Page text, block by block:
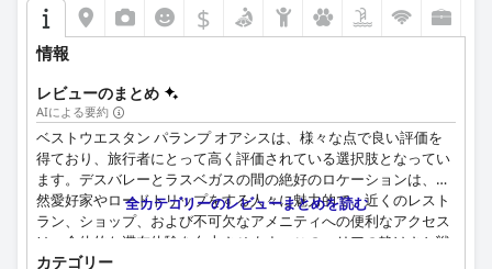
$
情報
レビューのまとめ
AIによる要約
ベストウエスタン パランプ オアシスは、様々な点で良い評価を
得ており、旅行者にとって高く評価されている選択肢となってい
ます。デスバレーとラスベガスの間の絶好のロケーションは、自
然愛好家やロードトリップをする人々に魅力的で、近くのレスト
ラン、ショップ、および不可欠なアメニティへの便利なアクセス
は、全体的な滞在体験を向上させます。このエリアの静けさと戦
略的な配置が組み合わさり、探索のための理想的な拠点となって
全カテゴリーのレビューまとめを読む
カテゴリー